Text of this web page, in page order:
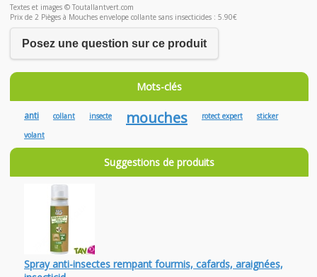
Textes et images © Toutallantvert.com
Prix de 2 Pièges à Mouches envelope collante sans insecticides : 5.90€
Posez une question sur ce produit
Mots-clés
anti collant insecte mouches rotect expert
sticker
volant
Suggestions de produits
Spray anti-insectes rempant fourmis, cafards, araignées,